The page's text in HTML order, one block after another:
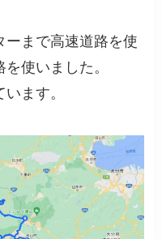
ーまで高速道路を使
使いました。
ます。